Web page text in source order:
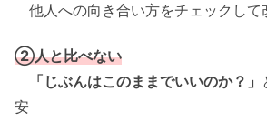
他人への向き合い方をチェックして
②人と比べない
「じぶんはこのままでいいのか？」
安